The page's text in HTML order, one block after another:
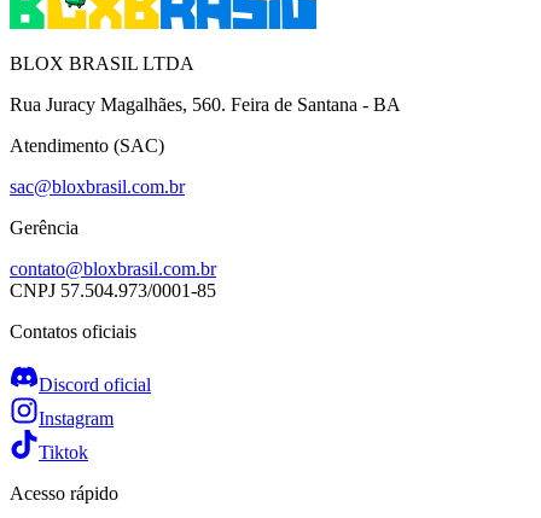
BLOX BRASIL LTDA
Rua Juracy Magalhães, 560. Feira de Santana - BA
Atendimento (SAC)
sac@bloxbrasil.com.br
Gerência
contato@bloxbrasil.com.br
CNPJ 57.504.973/0001-85
Contatos oficiais
Discord oficial
Instagram
Tiktok
Acesso rápido